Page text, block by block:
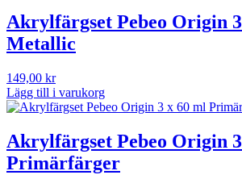
Akrylfärgset Pebeo Origin
Metallic
149,00 kr
Lägg till i varukorg
Akrylfärgset Pebeo Origin
Primärfärger